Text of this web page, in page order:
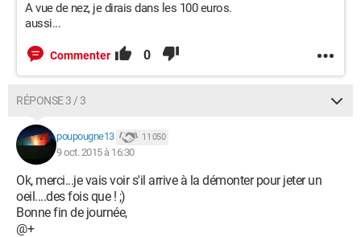
A vue de nez, je dirais dans les 100 euros.
aussi...
Commenter 0
RÉPONSE 3 / 3
poupougne13 11 050
9 oct. 2015 à 16:30
Ok, merci...je vais voir s'il arrive à la démonter pour jeter un
oeil....des fois que ! ;)
Bonne fin de journée,
@+